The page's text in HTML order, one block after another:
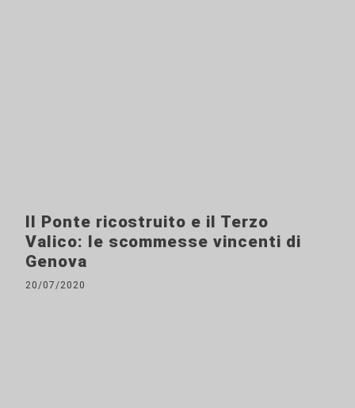
Il Ponte ricostruito e il Terzo
Valico: le scommesse vincenti di
Genova
20/07/2020